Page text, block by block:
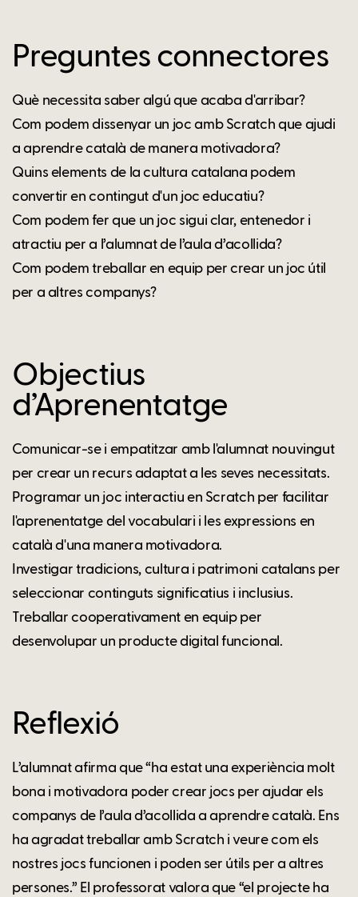
Preguntes connectores
Què necessita saber algú que acaba d'arribar?
Com podem dissenyar un joc amb Scratch que ajudi
a aprendre català de manera motivadora?
Quins elements de la cultura catalana podem
convertir en contingut d'un joc educatiu?
Com podem fer que un joc sigui clar, entenedor i
atractiu per a l’alumnat de l’aula d’acollida?
Com podem treballar en equip per crear un joc útil
per a altres companys?
Objectius
d’Aprenentatge
Comunicar-se i empatitzar amb l'alumnat nouvingut
per crear un recurs adaptat a les seves necessitats.
Programar un joc interactiu en Scratch per facilitar
l'aprenentatge del vocabulari i les expressions en
català d'una manera motivadora.
Investigar tradicions, cultura i patrimoni catalans per
seleccionar continguts significatius i inclusius.
Treballar cooperativament en equip per
desenvolupar un producte digital funcional.
Reflexió
L’alumnat afirma que “ha estat una experiència molt
bona i motivadora poder crear jocs per ajudar els
companys de l’aula d’acollida a aprendre català. Ens
ha agradat treballar amb Scratch i veure com els
nostres jocs funcionen i poden ser útils per a altres
persones.” El professorat valora que “el projecte ha